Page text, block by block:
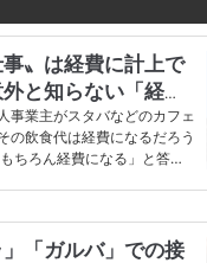
事〟は経費に計上で
と知らない「経
事業主がスタバなどのカフェ
の飲食代は経費になるだろう
ちろん経費になる」と答え
」「ガルバ」での接